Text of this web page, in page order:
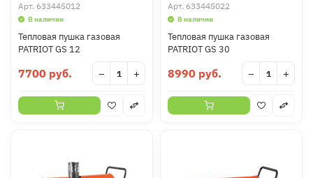
Арт. 633445012
В наличии
Тепловая пушка газовая
PATRIOT GS 12
7700 руб. − +
Арт. 633445022
В наличии
Тепловая пушка газовая
PATRIOT GS 30
8990 руб. − +